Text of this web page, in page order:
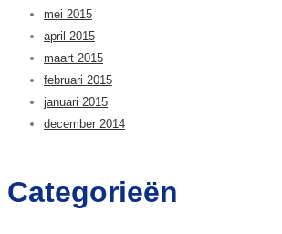
mei 2015
april 2015
maart 2015
februari 2015
januari 2015
december 2014
Categorieën